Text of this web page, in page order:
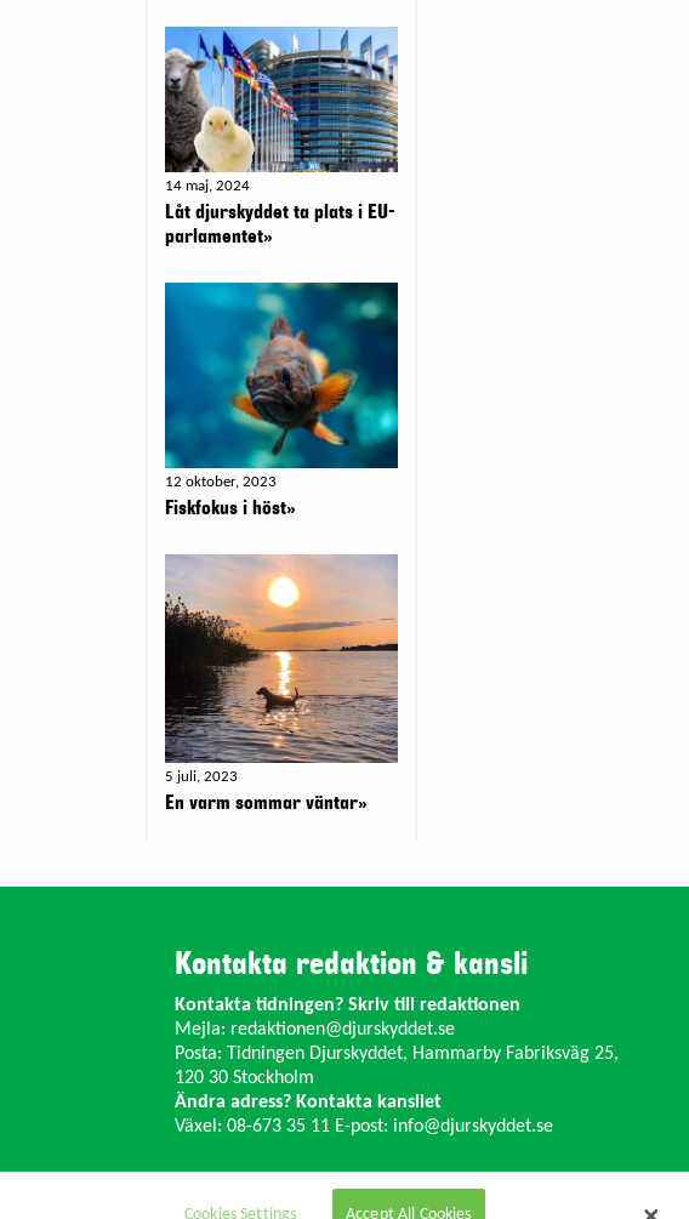
14 maj, 2024
Låt djurskyddet ta plats i EU-
parlamentet»
12 oktober, 2023
Fiskfokus i höst»
5 juli, 2023
En varm sommar väntar»
Kontakta redaktion & kansli
Kontakta tidningen? Skriv till redaktionen
Mejla: redaktionen@djurskyddet.se
Posta: Tidningen Djurskyddet, Hammarby Fabriksväg 25,
120 30 Stockholm
Ändra adress? Kontakta kansliet
Växel: 08-673 35 11 E-post: info@djurskyddet.se
Cookies Settings Accept All Cookies